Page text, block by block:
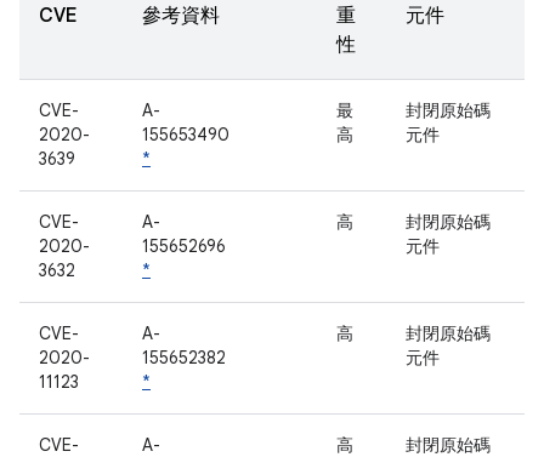
CVE 參考資料
重
性
元件
CVE-
2020-
3639
A-
155653490
*
最
高
封閉原始碼
元件
CVE-
2020-
3632
A-
155652696
*
高
封閉原始碼
元件
CVE-
2020-
11123
A-
155652382
*
高
封閉原始碼
元件
CVE-
A-
高
封閉原始碼